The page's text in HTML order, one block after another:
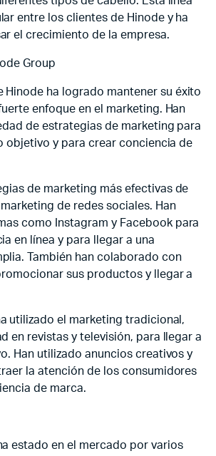
entre los clientes de Hinode y ha
el crecimiento de la empresa.
Group
Hinode ha logrado mantener su éxito
enfoque en el marketing. Han
de estrategias de marketing para
objetivo y para crear conciencia de
de marketing más efectivas de
de redes sociales. Han
como Instagram y Facebook para
en línea y para llegar a una
También han colaborado con
sus productos y llegar a
utilizado el marketing tradicional,
en revistas y televisión, para llegar a
Han utilizado anuncios creativos y
la atención de los consumidores
de marca.
estado en el mercado por varios